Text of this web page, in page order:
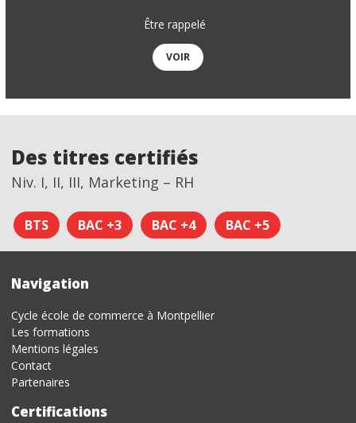
Être rappelé
VOIR
Des titres certifiés
Niv. I, II, III, Marketing – RH
BTS BAC +3 BAC +4 BAC +5
Navigation
Cycle école de commerce à Montpellier
Les formations
Mentions légales
Contact
Partenaires
Certifications